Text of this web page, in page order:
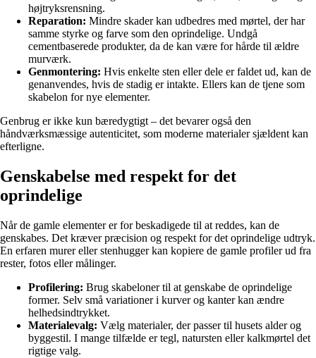
højtryksrensning.
Reparation: Mindre skader kan udbedres med mørtel, der har
samme styrke og farve som den oprindelige. Undgå
cementbaserede produkter, da de kan være for hårde til ældre
murværk.
Genmontering: Hvis enkelte sten eller dele er faldet ud, kan de
genanvendes, hvis de stadig er intakte. Ellers kan de tjene som
skabelon for nye elementer.
Genbrug er ikke kun bæredygtigt – det bevarer også den
håndværksmæssige autenticitet, som moderne materialer sjældent kan
efterligne.
Genskabelse med respekt for det
oprindelige
Når de gamle elementer er for beskadigede til at reddes, kan de
genskabes. Det kræver præcision og respekt for det oprindelige udtryk.
En erfaren murer eller stenhugger kan kopiere de gamle profiler ud fra
rester, fotos eller målinger.
Profilering: Brug skabeloner til at genskabe de oprindelige
former. Selv små variationer i kurver og kanter kan ændre
helhedsindtrykket.
Materialevalg: Vælg materialer, der passer til husets alder og
byggestil. I mange tilfælde er tegl, natursten eller kalkmørtel det
rigtige valg.